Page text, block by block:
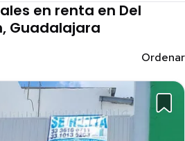
en renta en Del
Guadalajara
Ordenar